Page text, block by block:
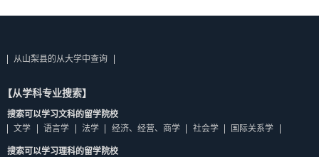
从山梨县的从大学中查询
【从学科专业搜索】
搜索可以学习文科的留学院校
文学
语言学 法学 经济、经营、商学 社会学 国际关系学
搜索可以学习理科的留学院校